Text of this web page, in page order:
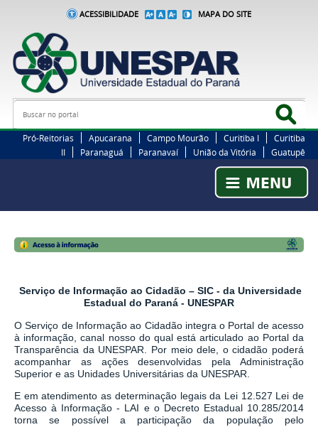
ACESSIBILIDADE MAPA DO SITE
Busca
Pró-Reitorias Apucarana Campo Mourão Curitiba I
Curitiba
II
Paranaguá Paranavaí União da Vitória Guatupê
Serviço de Informação ao Cidadão – SIC - da Universidade
Estadual do Paraná - UNESPAR
O Serviço de Informação ao Cidadão integra o Portal de acesso
à informação, canal nosso do qual está articulado ao Portal da
Transparência da UNESPAR. Por meio dele, o cidadão poderá
acompanhar as ações desenvolvidas pela Administração
Superior e as Unidades Universitárias da UNESPAR.
E em atendimento as determinação legaisda Lei 12.527 Lei de
Acesso à Informação - LAI e o Decreto Estadual 10.285/2014
torna se possível a participação da população pelo